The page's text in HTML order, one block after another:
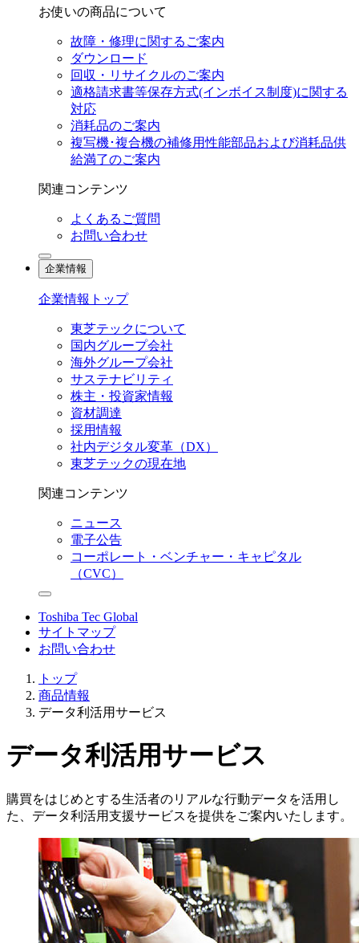
お使いの商品について
故障・修理に関するご案内
ダウンロード
回収・リサイクルのご案内
適格請求書等保存方式(インボイス制度)に関する
対応
消耗品のご案内
複写機･複合機の補修用性能部品および消耗品供
給満了のご案内
関連コンテンツ
よくあるご質問
お問い合わせ
企業情報
企業情報トップ
東芝テックについて
国内グループ会社
海外グループ会社
サステナビリティ
株主・投資家情報
資材調達
採用情報
社内デジタル変革（DX）
東芝テックの現在地
関連コンテンツ
ニュース
電子公告
コーポレート・ベンチャー・キャピタル
（CVC）
Toshiba Tec Global
サイトマップ
お問い合わせ
トップ
商品情報
データ利活用サービス
データ利活用サービス
購買をはじめとする生活者のリアルな行動データを活用し
た、データ利活用支援サービスを提供をご案内いたします。